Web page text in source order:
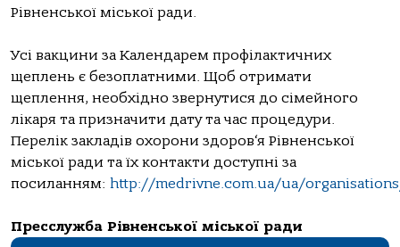
Рівненської міської ради.
Усі вакцини за Календарем профілактичних
щеплень є безоплатними. Щоб отримати
щеплення, необхідно звернутися до сімейного
лікаря та призначити дату та час процедури.
Перелік закладів охорони здоров‘я Рівненської
міської ради та їх контакти доступні за
посиланням: http://medrivne.com.ua/ua/
Пресслужба Рівненської міської ради